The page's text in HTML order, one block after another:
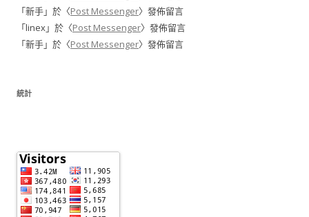
「新手」於〈Post Messenger〉發佈留言
「linex」於〈Post Messenger〉發佈留言
「新手」於〈Post Messenger〉發佈留言
統計